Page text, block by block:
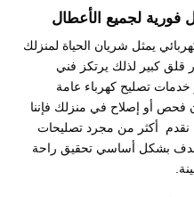
لجميع الأعطال
يمثل شريان الحياة لمنزلك
كبير لذلك يرتكز فني
تصليح كهرباء عامة
فحص أو إصلاح في منزلك فإننا
أكثر من مجرد تصليحات
بشكل أساسي تحقيق راحة